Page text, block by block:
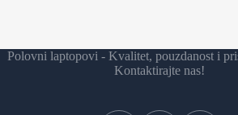
Polovni laptopovi - Kvalitet, pouzdanost i
Kontaktirajte nas!